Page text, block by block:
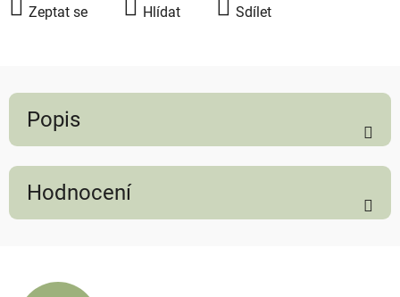
Zeptat se Hlídat Sdílet
Popis
Hodnocení